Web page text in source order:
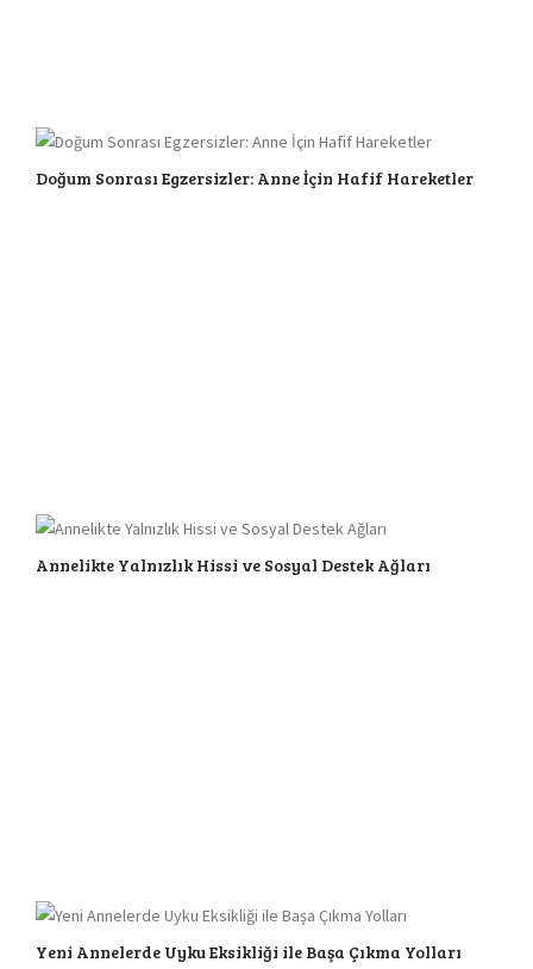
Doğum Sonrası Egzersizler: Anne İçin Hafif Hareketler
Annelikte Yalnızlık Hissi ve Sosyal Destek Ağları
Yeni Annelerde Uyku Eksikliği ile Başa Çıkma Yolları